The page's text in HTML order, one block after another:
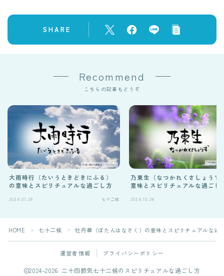
SHARE
Recommend
こちらの記事もどうぞ
大雨時行（たいうときどきにふる）
の意味とスピリチュアルな過ごし方
2024.07.28 七十二候
乃東生（なつかれくさしょうず
意味とスピリチュアルな過ごし
2024.10.26
HOME ＞ 七十二候 ＞ 牡丹華（ぼたんはなさく）の意味とスピリチュアルな過
運営者情報 プライバシーポリシー
2024–2026 二十四節気七十二候のスピリチュアルな過ごし方